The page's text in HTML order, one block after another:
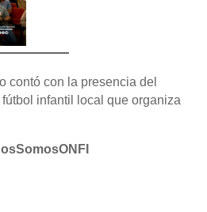
contó con la presencia del
infantil local que organiza